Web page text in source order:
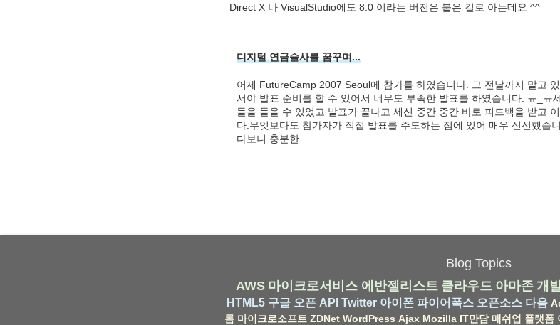
Direct X 나 VisualStudio에도 8.0 이라는 버전은 붙은 걸로 아는데요 ^^
디지털 연금술사를 꿈꾸며...
어제 FutureCamp 2007 Seoul에 참가를 하였습니다. 그 전날까지 맡고
서야 발표 준비를 할 수 있어서 너무도 부족한 발표를 하였습니다. ㅠ_ㅠ
들을 들을 수 있었고 발표가 끝나고 세션 중간 중간 바로 피드백을 받고
다.무엇보다도 참가자가 직접 발표를 주도하는 점에 있어 매우 신선했습
다보니 충분한..
Blog Topics
AWS 마이크로서비스 에반젤리스트 클라우드 아마존 개
HTML5 구글 오픈 API Twitter 아이폰 파이어폭스 오픈소스 다음
롬 마이크로소프트 ZDNet WordPress Ajax Mozilla IT만담 매쉬업 플랫폼